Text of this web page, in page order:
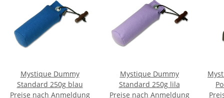
Mystique Dummy
Standard 250g blau
Preise nach Anmeldung
Mystique Dummy
Standard 250g lila
Preise nach Anmeldung